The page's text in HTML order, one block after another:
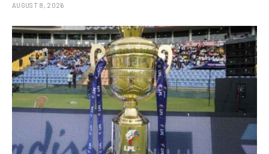
AUGUST 8, 2026